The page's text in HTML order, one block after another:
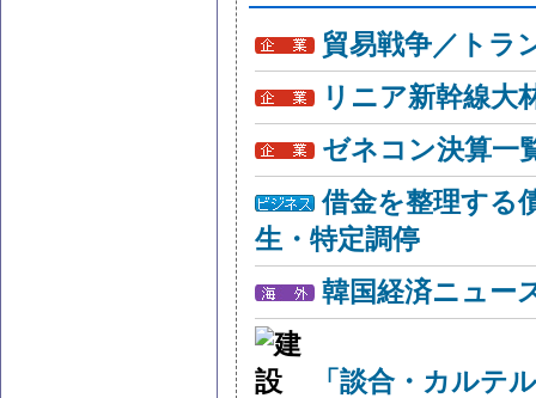
貿易戦争／トラ
リニア新幹線大
ゼネコン決算一
借金を整理する
生・特定調停
韓国経済ニュー
「談合・カルテ